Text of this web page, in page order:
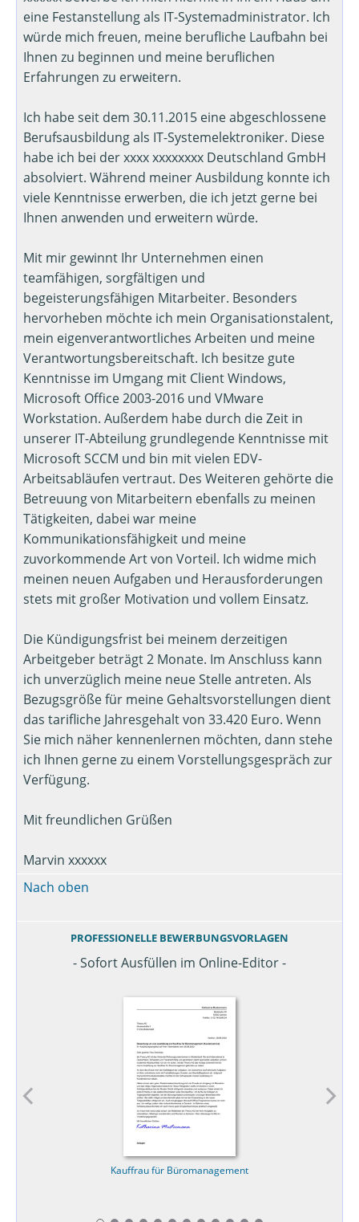
eine Festanstellung als IT-Systemadministrator. Ich
würde mich freuen, meine berufliche Laufbahn bei
Ihnen zu beginnen und meine beruflichen
Erfahrungen zu erweitern.
Ich habe seit dem 30.11.2015 eine abgeschlossene
Berufsausbildung als IT-Systemelektroniker. Diese
habe ich bei der xxxx xxxxxxxx Deutschland GmbH
absolviert. Während meiner Ausbildung konnte ich
viele Kenntnisse erwerben, die ich jetzt gerne bei
Ihnen anwenden und erweitern würde.
Mit mir gewinnt Ihr Unternehmen einen
teamfähigen, sorgfältigen und
begeisterungsfähigen Mitarbeiter. Besonders
hervorheben möchte ich mein Organisationstalent,
mein eigenverantwortliches Arbeiten und meine
Verantwortungsbereitschaft. Ich besitze gute
Kenntnisse im Umgang mit Client Windows,
Microsoft Office 2003-2016 und VMware
Workstation. Außerdem habe durch die Zeit in
unserer IT-Abteilung grundlegende Kenntnisse mit
Microsoft SCCM und bin mit vielen EDV-
Arbeitsabläufen vertraut. Des Weiteren gehörte die
Betreuung von Mitarbeitern ebenfalls zu meinen
Tätigkeiten, dabei war meine
Kommunikationsfähigkeit und meine
zuvorkommende Art von Vorteil. Ich widme mich
meinen neuen Aufgaben und Herausforderungen
stets mit großer Motivation und vollem Einsatz.
Die Kündigungsfrist bei meinem derzeitigen
Arbeitgeber beträgt 2 Monate. Im Anschluss kann
ich unverzüglich meine neue Stelle antreten. Als
Bezugsgröße für meine Gehaltsvorstellungen dient
das tarifliche Jahresgehalt von 33.420 Euro. Wenn
Sie mich näher kennenlernen möchten, dann stehe
ich Ihnen gerne zu einem Vorstellungsgespräch zur
Verfügung.
Mit freundlichen Grüßen
Marvin xxxxxx
Nach oben
PROFESSIONELLE BEWERBUNGSVORLAGEN
- Sofort Ausfüllen im Online-Editor -
Kauffrau für Büromanagement